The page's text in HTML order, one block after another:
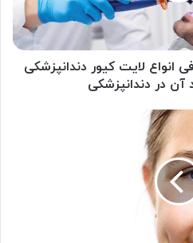
لایت کیور دندانپزشکی
آن در دندانپزشکی